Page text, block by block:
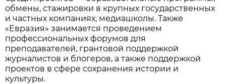
обмены, стажировки в крупных государственных
и частных компаниях, медиашколы. Также
«Евразия» занимается проведением
профессиональных форумов для
преподавателей, грантовой поддержкой
журналистов и блогеров, а также поддержкой
проектов в сфере сохранения истории и
культуры.